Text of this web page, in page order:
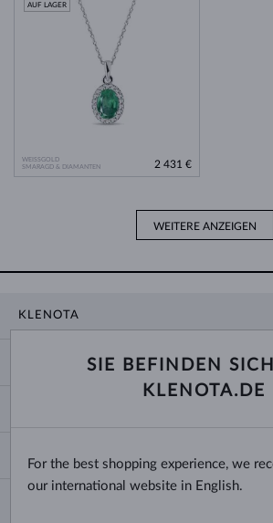
WEISSGOLD
SMARAGD & DIAMANTEN
AUF LAGER
2 431 €
WEITERE ANZEIGEN
KLENOTA
BLOG
ZAHLUNG UND VERSAND
TRAURINGE AUSWÄHLEN
ECHTHEITSZERTIFIKATE
KETTENGRÖSSEN UND -ARTEN
ARMBANDGRÖSSEN
Deutschland & Österreich
SIE BEFINDEN
KLENOTA.DE
For the best shopping experience, we
our international website in English.